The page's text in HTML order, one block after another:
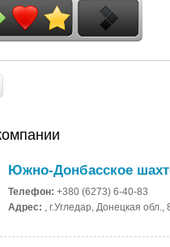
Южно-Донбасское
Телефон: +380 (6273) 6-40-83
Адрес: , г.Угледар, Донецкая обл.,